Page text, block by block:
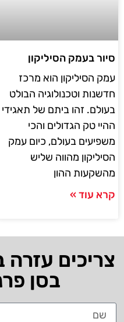
סיור בעמק הסיליקון
עמק הסיליקון הוא מרכז
חדשנות וטכנולוגיה הבולט
בעולם. זהו ביתם של תאגידי
ההיי טק הגדולים והכי
משפיעים בעולם, כיום עמק
הסיליקון מהווה שליש
מהשקעות ההון
קרא עוד »
צריכים
בסן